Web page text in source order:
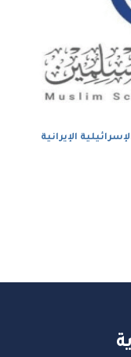
الإيرانية